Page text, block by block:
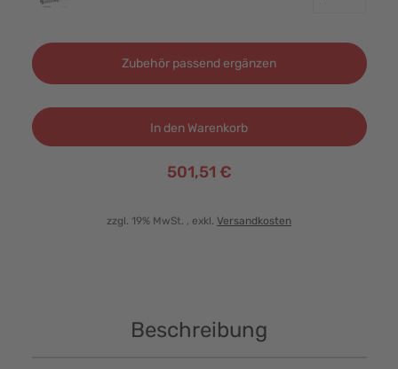
Zubehör passend ergänzen
In den Warenkorb
501,51 €
zzgl. 19% MwSt. , exkl. Versandkosten
Beschreibung